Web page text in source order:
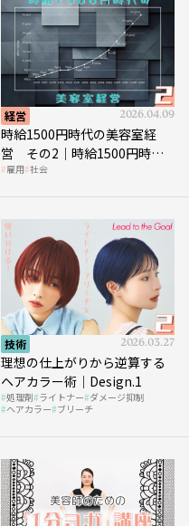
経営 2026.04.09
時給1500円時代の美容室経
営 その2｜時給1500円時代
に支払う給与はいくらなのか
雇用 社会
技術 2026.03.27
理想の仕上がりから逆算する
ヘアカラー術｜Design.1
処理剤 ライトナー ダメージ抑制
ヘアカラー ブリーチ